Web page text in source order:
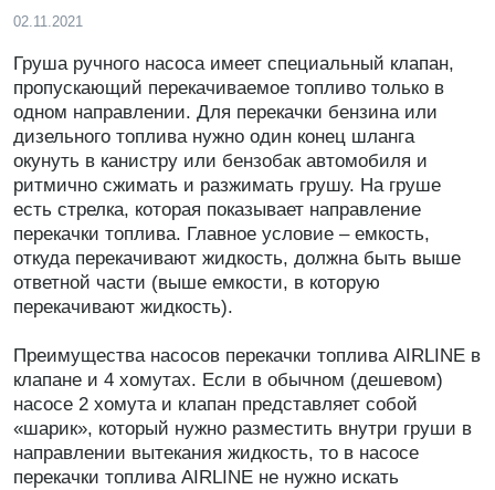
02.11.2021
Груша ручного насоса имеет специальный клапан,
пропускающий перекачиваемое топливо только в
одном направлении. Для перекачки бензина или
дизельного топлива нужно один конец шланга
окунуть в канистру или бензобак автомобиля и
ритмично сжимать и разжимать грушу. На груше
есть стрелка, которая показывает направление
перекачки топлива. Главное условие – емкость,
откуда перекачивают жидкость, должна быть выше
ответной части (выше емкости, в которую
перекачивают жидкость).
Преимущества насосов перекачки топлива AIRLINE в
клапане и 4 хомутах. Если в обычном (дешевом)
насосе 2 хомута и клапан представляет собой
«шарик», который нужно разместить внутри груши в
направлении вытекания жидкость, то в насосе
перекачки топлива AIRLINE не нужно искать